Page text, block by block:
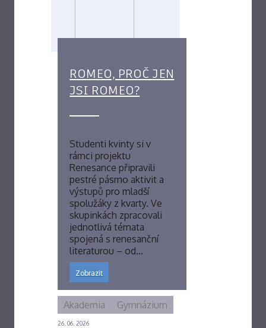
ROMEO, PROČ JEN
JSI ROMEO?
Studenti kvinty si v
rámci projektu
Renesance připravili
pestré pásmo aktivit a
výstupů pro mladší
spolužáky z kvarty. Ve
skupinkách zpracovali
jednotlivá témata
spojená s renesanční
literaturou – od…
Zobrazit
26. 06. 2026
Akademia Gymnázium